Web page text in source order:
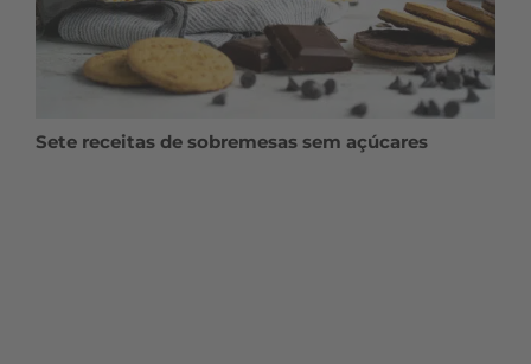
Sete receitas de sobremesas sem açúcares